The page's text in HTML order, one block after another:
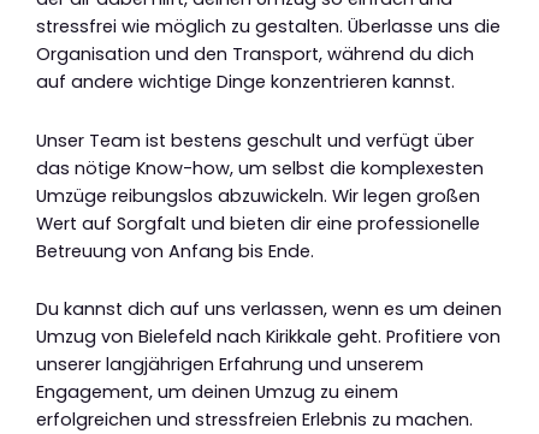
stressfrei wie möglich zu gestalten. Überlasse uns die
Organisation und den Transport, während du dich
auf andere wichtige Dinge konzentrieren kannst.
Unser Team ist bestens geschult und verfügt über
das nötige Know-how, um selbst die komplexesten
Umzüge reibungslos abzuwickeln. Wir legen großen
Wert auf Sorgfalt und bieten dir eine professionelle
Betreuung von Anfang bis Ende.
Du kannst dich auf uns verlassen, wenn es um deinen
Umzug von Bielefeld nach Kirikkale geht. Profitiere von
unserer langjährigen Erfahrung und unserem
Engagement, um deinen Umzug zu einem
erfolgreichen und stressfreien Erlebnis zu machen.